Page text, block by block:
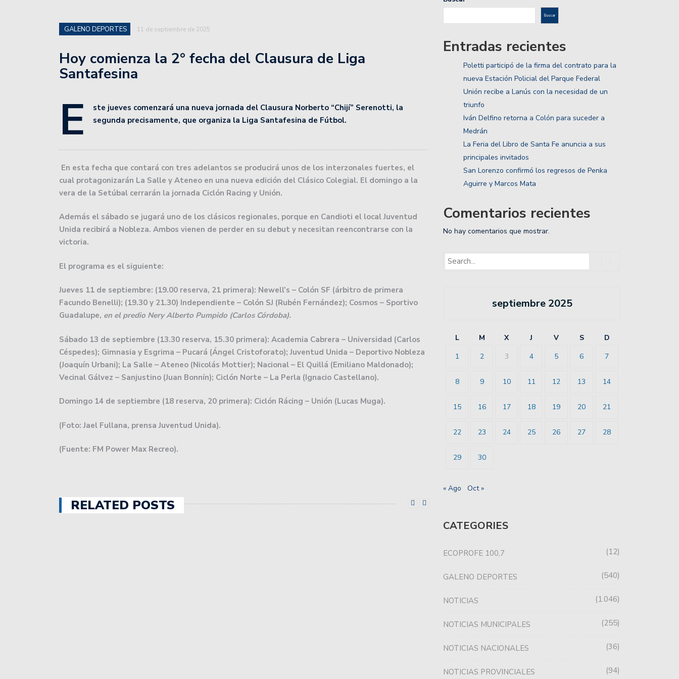
Como se jugará la 13° fecha de la Copa de la Liga.
Unión fue superado por Zárate Básket y complicó su futuro.
Colón se prepara para medirse con Gimnasia de Mendoza.
Unión inicia una gira en Zárate buscando consolidar su levantada.
La crisis del Peque Schwartzman que preocupa al tenis argentino: «¿Para qué?»
El rugby argentino contará con un moderno centro de entrenamiento.
Básquetbol Liga Nacional: volvió a ganar Unión, un triunfazo para soñar con la
salvación.
Lanús le empató a Unión en un partido que terminó con polémica por la Copa de
la Liga.
El impactante codazo que hizo perder el conocimiento a un jugador de Colón:
Zárate.
Se viene el Oficial 2024 en el básquet asociativo.
a Estudiantes.
GALENO DEPORTES 11 de septiembre de 2025
Hoy comienza la 2° fecha del Clausura de Liga
Santafesina
E
ste jueves comenzará una nueva jornada del Clausura Norberto “Chijí” Serenotti, la
segunda precisamente, que organiza la Liga Santafesina de Fútbol.
En esta fecha que contará con tres adelantos se producirá unos de los interzonales fuertes, el
cual protagonizarán La Salle y Ateneo en una nueva edición del Clásico Colegial. El domingo a la
vera de la Setúbal cerrarán la jornada Ciclón Racing y Unión.
Además el sábado se jugará uno de los clásicos regionales, porque en Candioti el local Juventud
Unida recibirá a Nobleza. Ambos vienen de perder en su debut y necesitan reencontrarse con la
victoria.
El programa es el siguiente:
Jueves 11 de septiembre: (19.00 reserva, 21 primera): Newell’s – Colón SF (árbitro de primera
Facundo Benelli); (19.30 y 21.30) Independiente – Colón SJ (Rubén Fernández); Cosmos – Sportivo
Guadalupe, en el predio Nery Alberto Pumpido (Carlos Córdoba).
Sábado 13 de septiembre (13.30 reserva, 15.30 primera): Academia Cabrera – Universidad (Carlos
Céspedes); Gimnasia y Esgrima – Pucará (Ángel Cristoforato); Juventud Unida – Deportivo Nobleza
(Joaquín Urbani); La Salle – Ateneo (Nicolás Mottier); Nacional – El Quillá (Emiliano Maldonado);
Vecinal Gálvez – Sanjustino (Juan Bonnín); Ciclón Norte – La Perla (Ignacio Castellano).
Domingo 14 de septiembre (18 reserva, 20 primera): Ciclón Rácing – Unión (Lucas Muga).
(Foto: Jael Fullana, prensa Juventud Unida).
(Fuente: FM Power Max Recreo).
RELATED POSTS
Buscar
Entradas recientes
Poletti participó de la firma del contrato para la
nueva Estación Policial del Parque Federal
Unión recibe a Lanús con la necesidad de un
triunfo
Iván Delfino retorna a Colón para suceder a
Medrán
La Feria del Libro de Santa Fe anuncia a sus
principales invitados
San Lorenzo confirmó los regresos de Penka
Aguirre y Marcos Mata
Comentarios recientes
No hay comentarios que mostrar.
septiembre 2025
L M X J V S
D
1
2 3 4 5 6 7
8 9 10 11 12 13 14
15 16 17 18 19 20 21
22 23 24 25 26 27 28
29 30
« Ago Oct »
CATEGORIES
ECOPROFE 100,7 12
GALENO DEPORTES 540
NOTICIAS 1.046
NOTICIAS MUNICIPALES 255
NOTICIAS NACIONALES 36
NOTICIAS PROVINCIALES 94